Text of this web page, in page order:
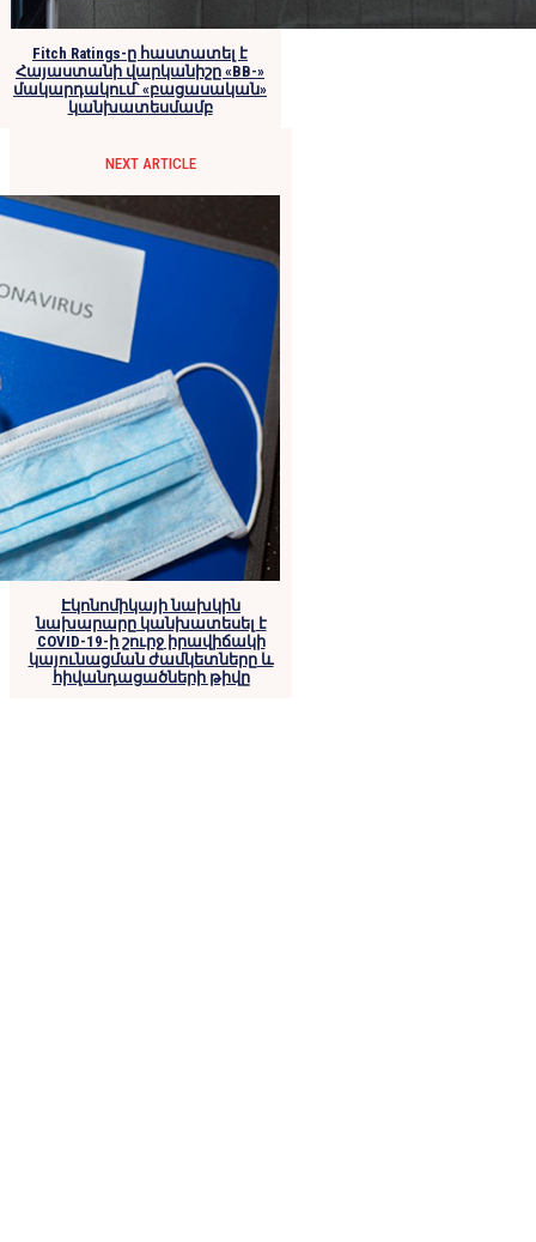
Fitch Ratings-ը հաստատել է
Հայաստանի վարկանիշը «BB-»
մակարդակում՝ «բացասական»
կանխատեսմամբ
NEXT ARTICLE
Էկոնոմիկայի նախկին
նախարարը կանխատեսել է
COVID-19-ի շուրջ իրավիճակի
կայունացման ժամկետները և
հիվանդացածների թիվը